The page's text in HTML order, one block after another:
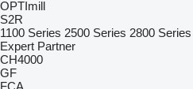
OPTImill
S2R
1100 Series 2500 Series 2800 Series
Expert Partner
CH4000
GF
FCA